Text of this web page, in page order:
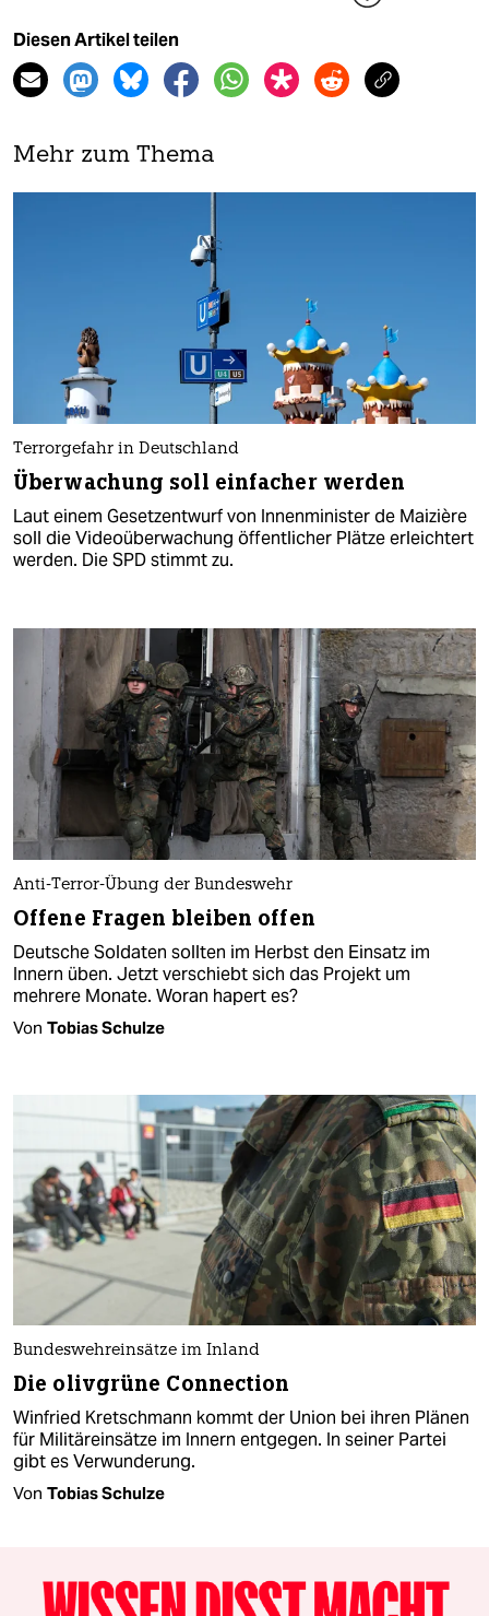
Diesen Artikel teilen
Mehr zum Thema
Terrorgefahr in Deutschland
Überwachung soll einfacher werden
Laut einem Gesetzentwurf von Innenminister de Maizière
soll die Videoüberwachung öffentlicher Plätze erleichtert
werden. Die SPD stimmt zu.
Anti-Terror-Übung der Bundeswehr
Offene Fragen bleiben offen
Deutsche Soldaten sollten im Herbst den Einsatz im
Innern üben. Jetzt verschiebt sich das Projekt um
mehrere Monate. Woran hapert es?
Von Tobias Schulze
Bundeswehreinsätze im Inland
Die olivgrüne Connection
Winfried Kretschmann kommt der Union bei ihren Plänen
für Militäreinsätze im Innern entgegen. In seiner Partei
gibt es Verwunderung.
Von Tobias Schulze